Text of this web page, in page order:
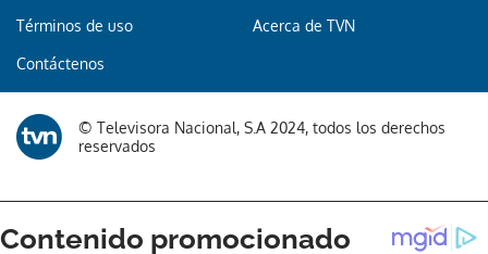
Términos de uso Acerca de TVN
Contáctenos
© Televisora Nacional, S.A 2024, todos los derechos
reservados